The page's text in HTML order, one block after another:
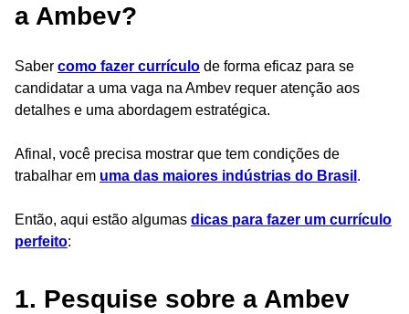
a Ambev?
Saber como fazer currículo de forma eficaz para se
candidatar a uma vaga na Ambev requer atenção aos
detalhes e uma abordagem estratégica.
Afinal, você precisa mostrar que tem condições de
trabalhar em uma das maiores indústrias do Brasil .
Então, aqui estão algumas dicas para fazer um currículo
perfeito:
1. Pesquise sobre a Ambev